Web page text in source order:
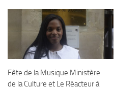
Fête de la Musique Ministère
de la Culture et Le Réacteur à